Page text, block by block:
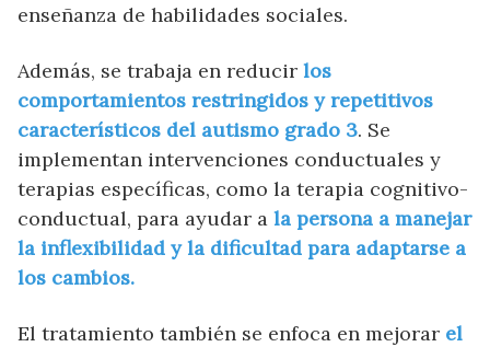
enseñanza de habilidades sociales.
Además, se trabaja en reducir los
comportamientos restringidos y repetitivos
característicos del autismo grado 3. Se
implementan intervenciones conductuales y
terapias específicas, como la terapia cognitivo-
conductual, para ayudar a la persona a manejar
la inflexibilidad y la dificultad para adaptarse a
los cambios.
El tratamiento también se enfoca en mejorar el